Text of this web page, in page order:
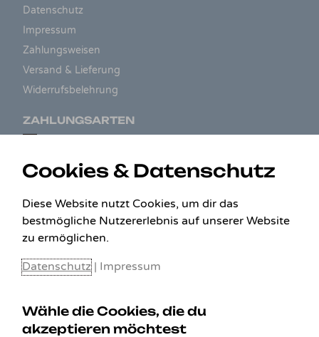
Datenschutz
Impressum
Zahlungsweisen
Versand & Lieferung
Widerrufsbelehrung
ZAHLUNGSARTEN
KONTAKT
Cookies & Datenschutz
Diese Website nutzt Cookies, um dir das
bestmögliche Nutzererlebnis auf unserer Website
zu ermöglichen.
Datenschutz | Impressum
Wähle die Cookies, die du
akzeptieren möchtest